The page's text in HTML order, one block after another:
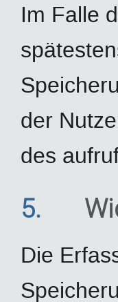
Im Falle
der
des
5.
Die